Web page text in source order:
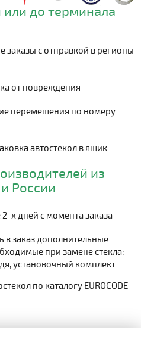
до терминала
с отправкой в регионы
от повреждения
перемещения по номеру
автостекол в ящик
из
России
х дней с момента заказа
заказ дополнительные
при замене стекла:
установочный комплект
по каталогу EUROCODE